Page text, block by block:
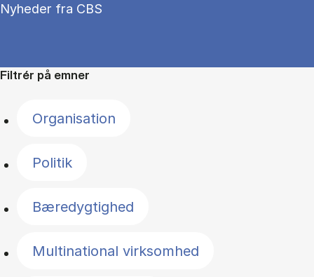
Nyheder fra CBS
Filtrér på emner
Organisation
Politik
Bæredygtighed
Multinational virksomhed